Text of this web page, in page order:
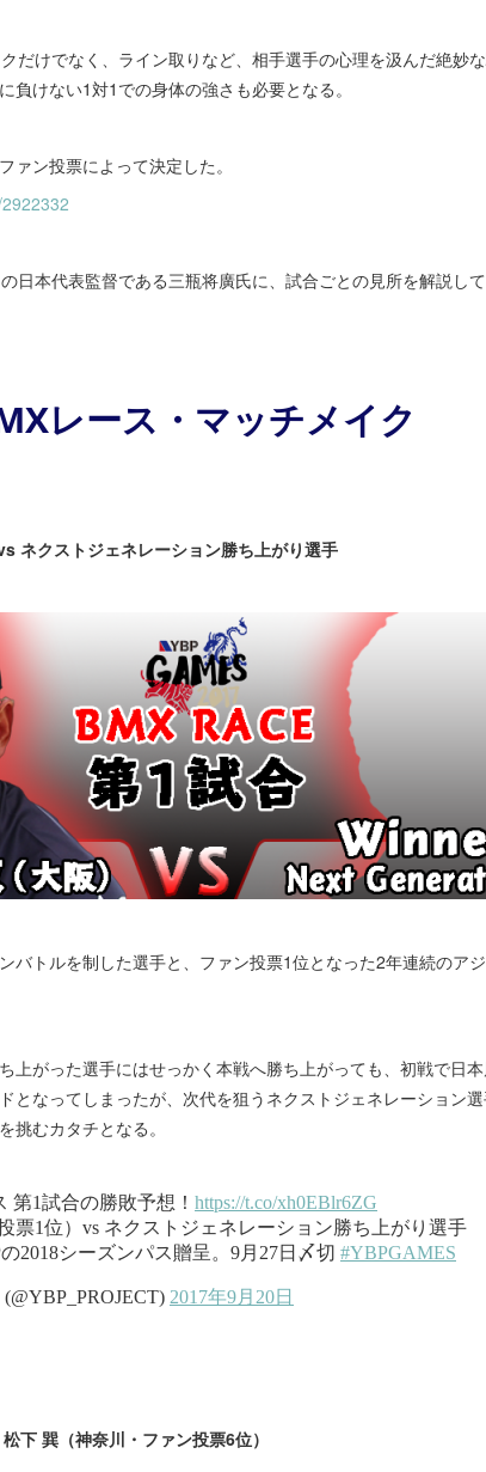
だけでなく、ライン取りなど、相手選手の心理を汲んだ絶妙な
けない1対1での身体の強さも必要となる。
ァン投票によって決定した。
日本代表監督である三瓶将廣氏に、試合ごとの見所を解説して
レース・マッチメイク
ネクストジェネレーション勝ち上がり選手
バトルを制した選手と、ファン投票1位となった2年連続のア
上がった選手にはせっかく本戦へ勝ち上がっても、初戦で日
となってしまったが、次代を狙うネクストジェネレーション
挑むカタチとなる。
下 巽（神奈川・ファン投票6位）